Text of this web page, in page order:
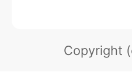
Copyright